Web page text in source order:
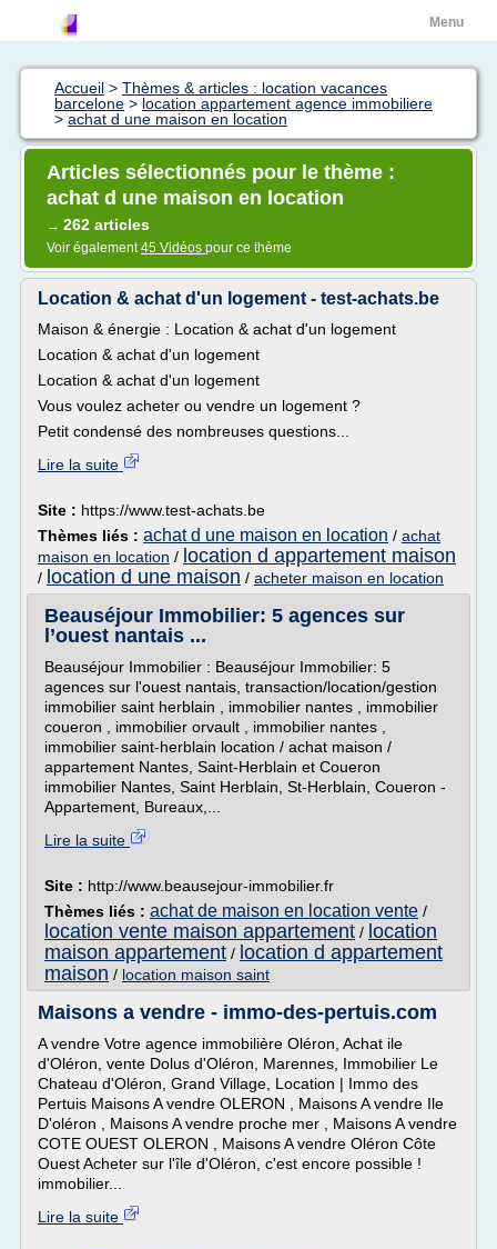
Menu
Accueil > Thèmes & articles : location vacances
barcelone > location appartement agence immobiliere
> achat d une maison en location
Articles sélectionnés pour le thème :
achat d une maison en location
→ 262 articles
Voir également45 Vidéos pour ce thème
Location & achat d'un logement - test-achats.be
Maison & énergie : Location & achat d'un logement
Location & achat d'un logement
Location & achat d'un logement
Vous voulez acheter ou vendre un logement ?
Petit condensé des nombreuses questions...
Lire la suite
Site : https://www.test-achats.be
Thèmes liés : achat d une maison en location / achat
maison en location / location d appartement maison
/ location d une maison / acheter maison en location
Beauséjour Immobilier: 5 agences sur
l’ouest nantais ...
Beauséjour Immobilier : Beauséjour Immobilier: 5
agences sur l'ouest nantais, transaction/location/gestion
immobilier saint herblain , immobilier nantes , immobilier
coueron , immobilier orvault , immobilier nantes ,
immobilier saint-herblain location / achat maison /
appartement Nantes, Saint-Herblain et Coueron
immobilier Nantes, Saint Herblain, St-Herblain, Coueron -
Appartement, Bureaux,...
Lire la suite
Site : http://www.beausejour-immobilier.fr
Thèmes liés : achat de maison en location vente /
location vente maison appartement / location
maison appartement / location d appartement
maison / location maison saint
Maisons a vendre - immo-des-pertuis.com
A vendre Votre agence immobilière Oléron, Achat ile
d'Oléron, vente Dolus d'Oléron, Marennes, Immobilier Le
Chateau d'Oléron, Grand Village, Location | Immo des
Pertuis Maisons A vendre OLERON , Maisons A vendre Ile
D'oléron , Maisons A vendre proche mer , Maisons A vendre
COTE OUEST OLERON , Maisons A vendre Oléron Côte
Ouest Acheter sur l'île d'Oléron, c'est encore possible !
immobilier...
Lire la suite